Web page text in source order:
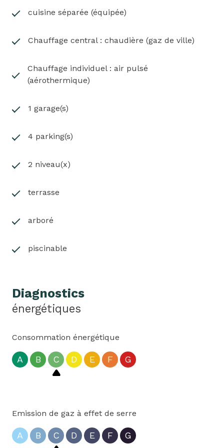
cuisine séparée (équipée)
Chauffage central : chaudière (gaz de ville)
Chauffage individuel : air pulsé
(aérothermique)
1 garage(s)
4 parking(s)
2 niveau(x)
terrasse
arboré
piscinable
Diagnostics
énergétiques
Consommation énergétique
A B C D E F G
Emission de gaz à effet de serre
A B C D E F G